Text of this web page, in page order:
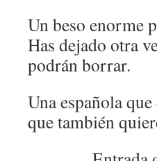
Un beso enorme
Has dejado otra
podrán borrar.
Una española
que también